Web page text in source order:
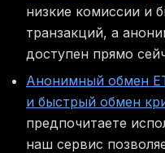
низкие комиссии и
транзакций, а
доступен прямо
Анонимный обмен
и быстрый обмен
предпочитаете
наш сервис